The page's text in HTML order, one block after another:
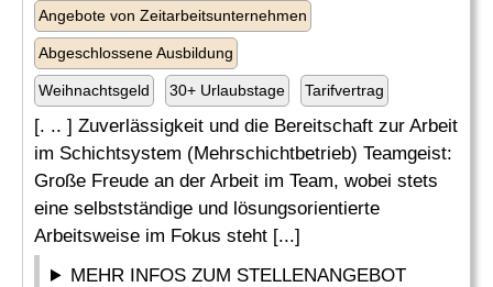
Angebote von Zeitarbeitsunternehmen
Abgeschlossene Ausbildung
Weihnachtsgeld 30+ Urlaubstage Tarifvertrag
[. .. ] Zuverlässigkeit und die Bereitschaft zur Arbeit
im Schichtsystem (Mehrschichtbetrieb) Teamgeist:
Große Freude an der Arbeit im Team, wobei stets
eine selbstständige und lösungsorientierte
Arbeitsweise im Fokus steht [...]
MEHR INFOS ZUM STELLENANGEBOT